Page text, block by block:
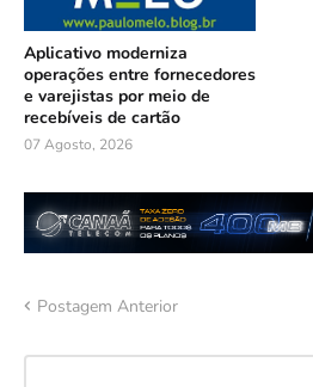
Aplicativo moderniza
operações entre fornecedores
e varejistas por meio de
recebíveis de cartão
07 Agosto, 2026
Postagem Anterior